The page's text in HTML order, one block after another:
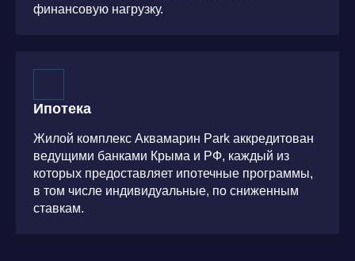
финансовую нагрузку.
Ипотека
Жилой комплекс Аквамарин Park аккредитован
ведущими банками Крыма и РФ, каждый из
которых предоставляет ипотечные программы,
в том числе индивидуальные, по сниженным
ставкам.